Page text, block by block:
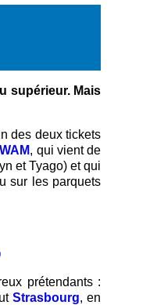
supérieur. Mais
des deux tickets
WAM, qui vient de
et Tyago) et qui
sur les parquets
prétendants :
Strasbourg, en